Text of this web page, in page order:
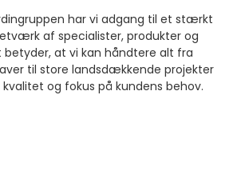
har vi adgang til et stærkt
af specialister, produkter og
at vi kan håndtere alt fra
til store landsdækkende projekter
og fokus på kundens behov.